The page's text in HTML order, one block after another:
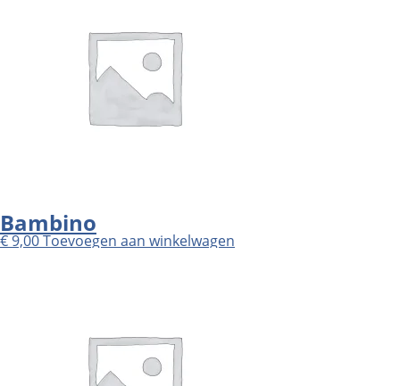
Bambino
€9,00Toevoegen aan winkelwagen